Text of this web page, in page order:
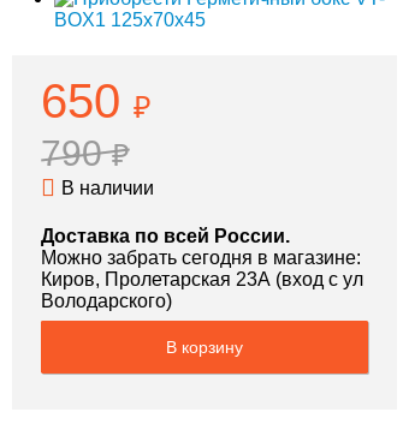
650 ₽
790₽
В наличии
Доставка по всей России.
Можно забрать сегодня в магазине:
Киров, Пролетарская 23А (вход с ул
Володарского)
В корзину